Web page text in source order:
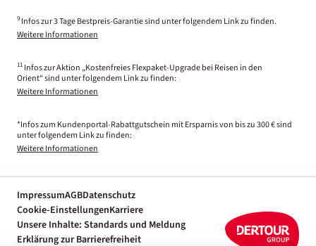
9 Infos zur 3 Tage Bestpreis-Garantie sind unter folgendem Link zu finden.
Weitere Informationen
11 Infos zur Aktion „Kostenfreies Flexpaket-Upgrade bei Reisen in den
Orient“ sind unter folgendem Link zu finden:
Weitere Informationen
*Infos zum Kundenportal-Rabattgutschein mit Ersparnis von bis zu 300 € sind
unter folgendem Link zu finden:
Weitere Informationen
ImpressumAGBDatenschutz
Cookie-EinstellungenKarriere
Unsere Inhalte: Standards und Meldung
Erklärung zur Barrierefreiheit